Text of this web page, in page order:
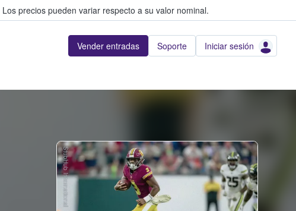
Los precios pueden variar respecto a su valor nominal.
Vender entradas Soporte Iniciar sesión
StubHub International